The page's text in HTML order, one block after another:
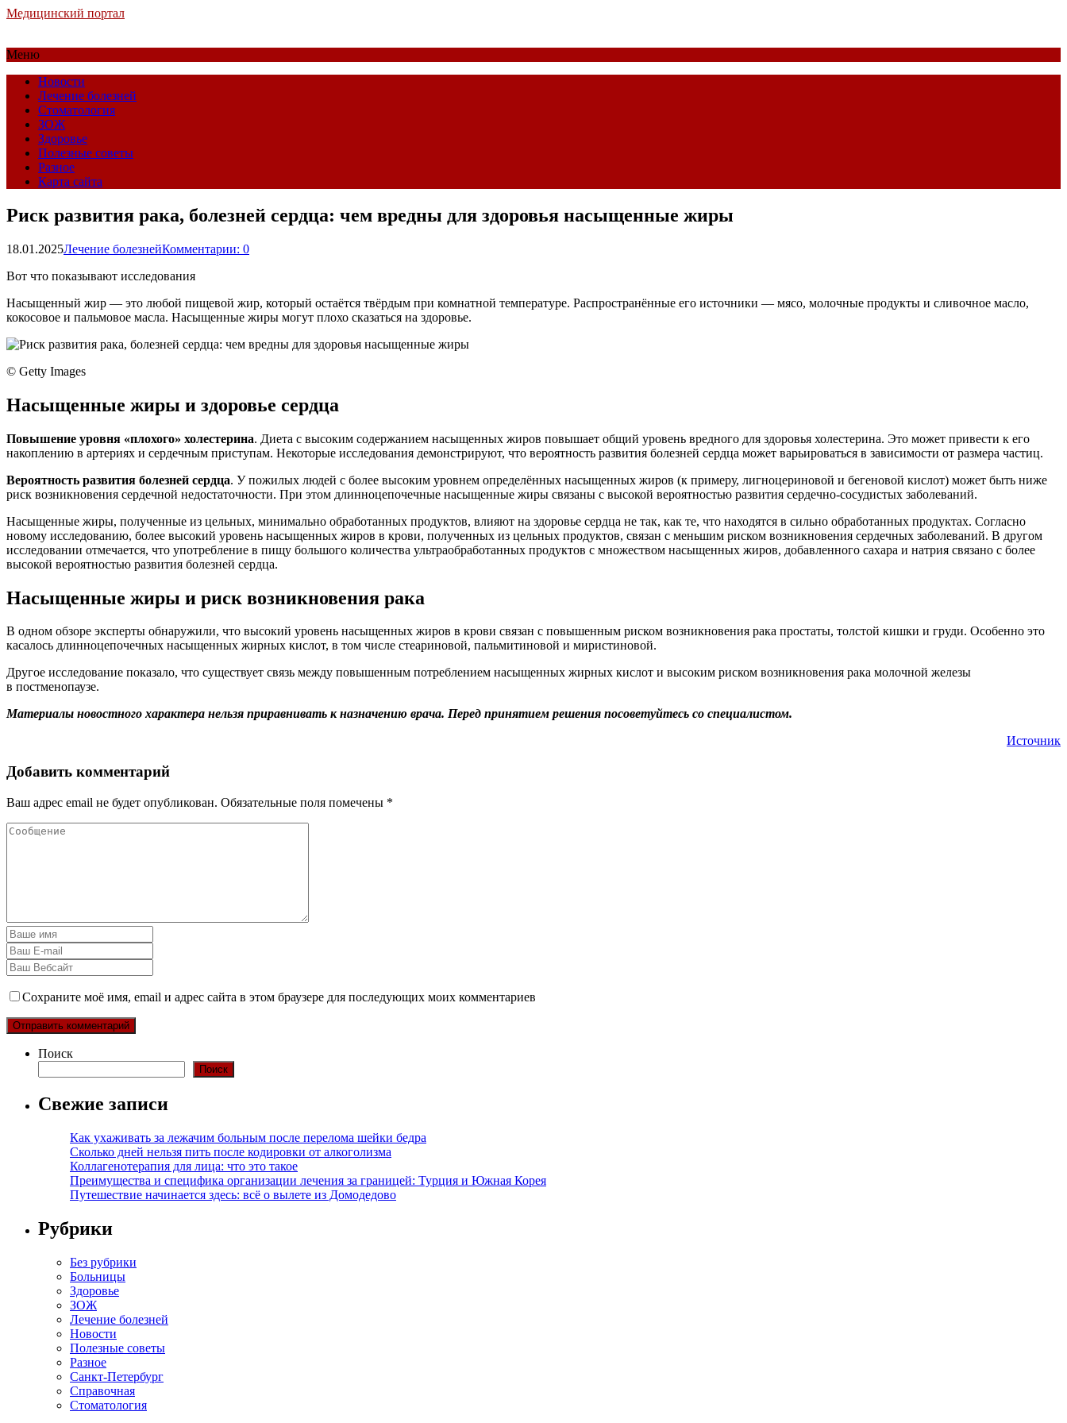
Медицинский портал
Меню
Новости
Лечение болезней
Стоматология
ЗОЖ
Здоровье
Полезные советы
Разное
Карта сайта
Риск развития рака, болезней сердца: чем вредны для здоровья насыщенные жиры
18.01.2025Лечение болезнейКомментарии: 0
Вот что показывают исследования
Насыщенный жир — это любой пищевой жир, который остаётся твёрдым при комнатной температуре. Распространённые его источники — мясо, молочные продукты и сливочное масло,
кокосовое и пальмовое масла. Насыщенные жиры могут плохо сказаться на здоровье.
© Getty Images
Насыщенные жиры и здоровье сердца
Повышение уровня «плохого» холестерина. Диета с высоким содержанием насыщенных жиров повышает общий уровень вредного для здоровья холестерина. Это может привести к его
накоплению в артериях и сердечным приступам. Некоторые исследования демонстрируют, что вероятность развития болезней сердца может варьироваться в зависимости от размера частиц.
Вероятность развития болезней сердца. У пожилых людей с более высоким уровнем определённых насыщенных жиров (к примеру, лигноцериновой и бегеновой кислот) может быть ниже
риск возникновения сердечной недостаточности. При этом длинноцепочечные насыщенные жиры связаны с высокой вероятностью развития сердечно-сосудистых заболеваний.
Насыщенные жиры, полученные из цельных, минимально обработанных продуктов, влияют на здоровье сердца не так, как те, что находятся в сильно обработанных продуктах. Согласно
новому исследованию, более высокий уровень насыщенных жиров в крови, полученных из цельных продуктов, связан с меньшим риском возникновения сердечных заболеваний. В другом
исследовании отмечается, что употребление в пищу большого количества ультраобработанных продуктов с множеством насыщенных жиров, добавленного сахара и натрия связано с более
высокой вероятностью развития болезней сердца.
Насыщенные жиры и риск возникновения рака
В одном обзоре эксперты обнаружили, что высокий уровень насыщенных жиров в крови связан с повышенным риском возникновения рака простаты, толстой кишки и груди. Особенно это
касалось длинноцепочечных насыщенных жирных кислот, в том числе стеариновой, пальмитиновой и миристиновой.
Другое исследование показало, что существует связь между повышенным потреблением насыщенных жирных кислот и высоким риском возникновения рака молочной железы
в постменопаузе.
Материалы новостного характера нельзя приравнивать к назначению врача. Перед принятием решения посоветуйтесь со специалистом.
Источник
Добавить комментарий
Ваш адрес email не будет опубликован. Обязательные поля помечены *
Сохраните моё имя, email и адрес сайта в этом браузере для последующих моих комментариев
Поиск
Поиск
Свежие записи
Как ухаживать за лежачим больным после перелома шейки бедра
Сколько дней нельзя пить после кодировки от алкоголизма
Коллагенотерапия для лица: что это такое
Преимущества и специфика организации лечения за границей: Турция и Южная Корея
Путешествие начинается здесь: всё о вылете из Домодедово
Рубрики
Без рубрики
Больницы
Здоровье
ЗОЖ
Лечение болезней
Новости
Полезные советы
Разное
Санкт-Петербург
Справочная
Стоматология